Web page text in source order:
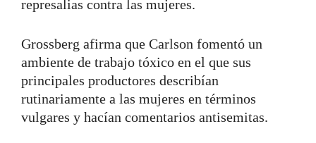
represalias contra las mujeres.
Grossberg afirma que Carlson fomentó un
ambiente de trabajo tóxico en el que sus
principales productores describían
rutinariamente a las mujeres en términos
vulgares y hacían comentarios antisemitas.